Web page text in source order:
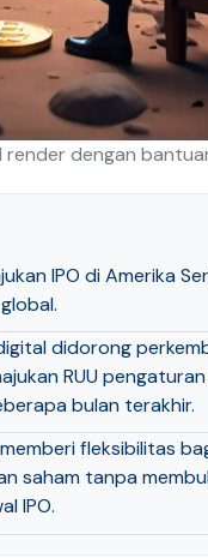
dengan
IPO di Amerika
didorong
RUU
bulan terakhir.
fleksibilitas
saham tanpa
IPO.